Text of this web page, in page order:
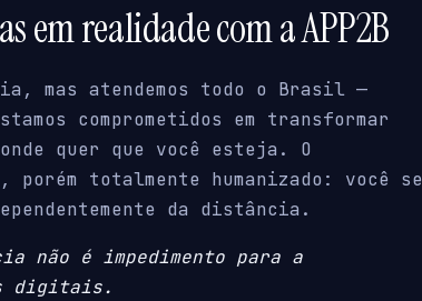
em realidade com a APP2B
mas atendemos todo o Brasil —
comprometidos em transformar
quer que você esteja. O
porém totalmente humanizado: você se
da distância.
não é impedimento para a
digitais.